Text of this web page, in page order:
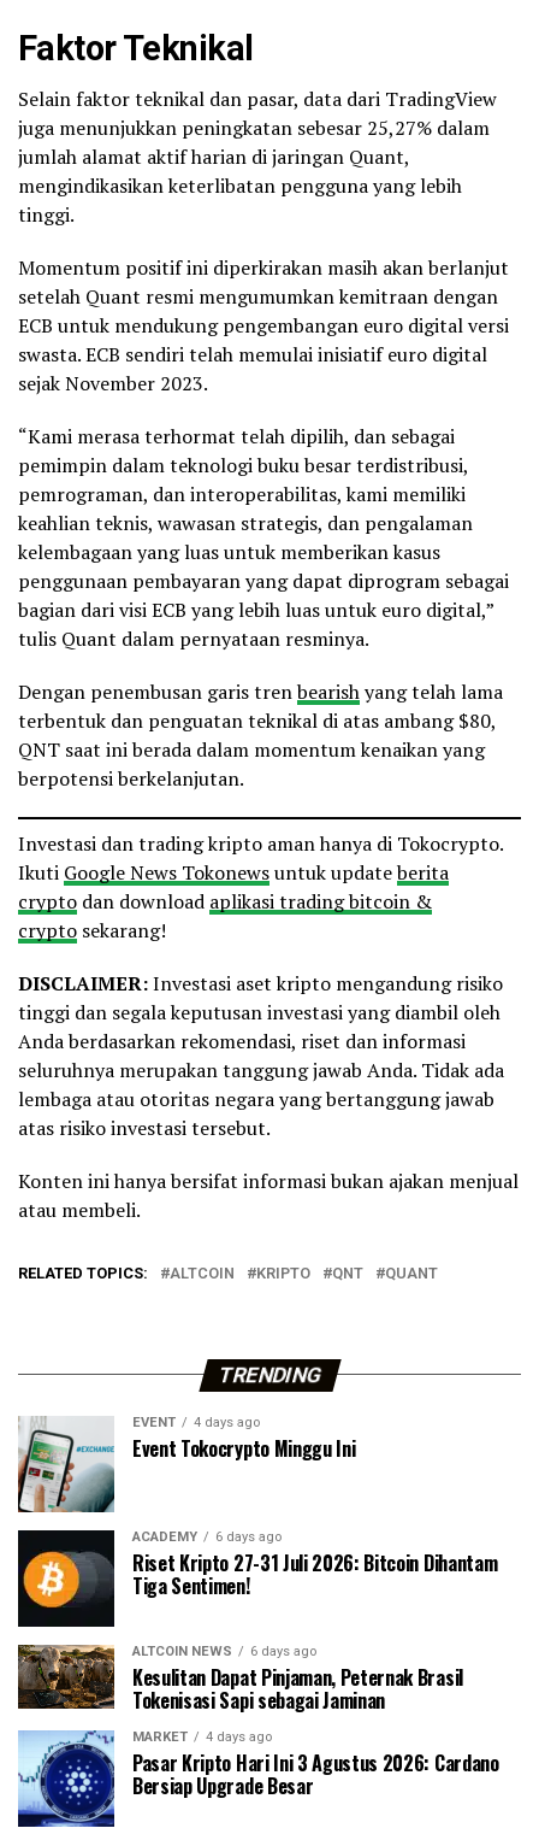
Faktor Teknikal
Selain faktor teknikal dan pasar, data dari TradingView
juga menunjukkan peningkatan sebesar 25,27% dalam
jumlah alamat aktif harian di jaringan Quant,
mengindikasikan keterlibatan pengguna yang lebih
tinggi.
Momentum positif ini diperkirakan masih akan berlanjut
setelah Quant resmi mengumumkan kemitraan dengan
ECB untuk mendukung pengembangan euro digital versi
swasta. ECB sendiri telah memulai inisiatif euro digital
sejak November 2023.
“Kami merasa terhormat telah dipilih, dan sebagai
pemimpin dalam teknologi buku besar terdistribusi,
pemrograman, dan interoperabilitas, kami memiliki
keahlian teknis, wawasan strategis, dan pengalaman
kelembagaan yang luas untuk memberikan kasus
penggunaan pembayaran yang dapat diprogram sebagai
bagian dari visi ECB yang lebih luas untuk euro digital,”
tulis Quant dalam pernyataan resminya.
Dengan penembusan garis trenbearishyang telah lama
terbentuk dan penguatan teknikal di atas ambang $80,
QNT saat ini berada dalam momentum kenaikan yang
berpotensi berkelanjutan.
Investasi dan trading kripto aman hanya di Tokocrypto.
Ikuti Google News Tokonewsuntuk updateberita
crypto dan download aplikasi trading bitcoin &
crypto sekarang!
DISCLAIMER:Investasi aset kripto mengandung risiko
tinggi dan segala keputusan investasi yang diambil oleh
Anda berdasarkan rekomendasi, riset dan informasi
seluruhnya merupakan tanggung jawab Anda. Tidak ada
lembaga atau otoritas negara yang bertanggung jawab
atas risiko investasi tersebut.
Konten ini hanya bersifat informasi bukan ajakan menjual
atau membeli.
RELATED TOPICS: ALTCOIN KRIPTO QNT QUANT
TRENDING
EVENT 4 days ago
Event Tokocrypto Minggu Ini
ACADEMY 6 days ago
Riset Kripto 27-31 Juli 2026: Bitcoin Dihantam
Tiga Sentimen!
ALTCOIN NEWS 6 days ago
Kesulitan Dapat Pinjaman, Peternak Brasil
Tokenisasi Sapi sebagai Jaminan
MARKET 4 days ago
Pasar Kripto Hari Ini 3 Agustus 2026: Cardano
Bersiap Upgrade Besar